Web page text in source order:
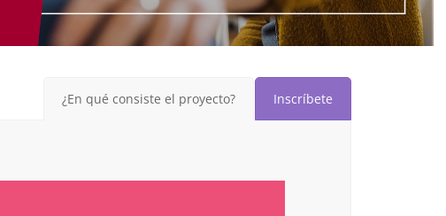
¿En qué consiste el proyecto? Inscríbete